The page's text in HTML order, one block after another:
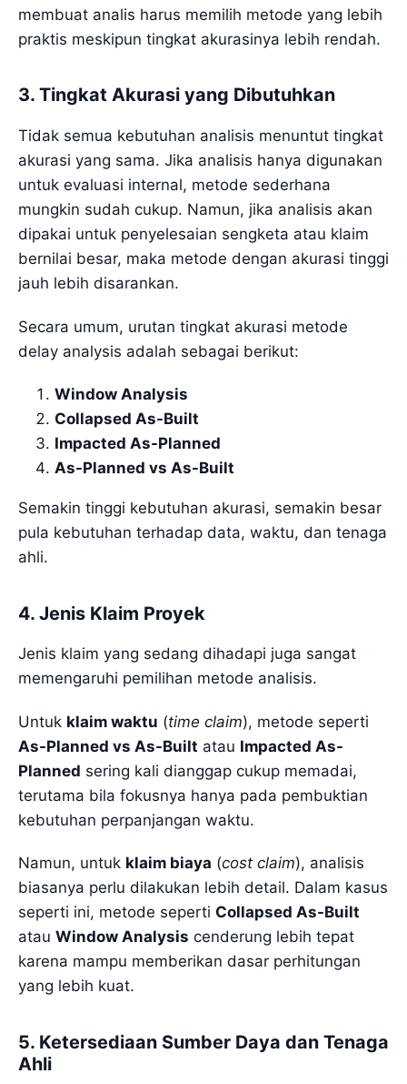
membuat analis harus memilih metode yang lebih
praktis meskipun tingkat akurasinya lebih rendah.
3. Tingkat Akurasi yang Dibutuhkan
Tidak semua kebutuhan analisis menuntut tingkat
akurasi yang sama. Jika analisis hanya digunakan
untuk evaluasi internal, metode sederhana
mungkin sudah cukup. Namun, jika analisis akan
dipakai untuk penyelesaian sengketa atau klaim
bernilai besar, maka metode dengan akurasi tinggi
jauh lebih disarankan.
Secara umum, urutan tingkat akurasi metode
delay analysis adalah sebagai berikut:
Window Analysis
Collapsed As-Built
Impacted As-Planned
As-Planned vs As-Built
Semakin tinggi kebutuhan akurasi, semakin besar
pula kebutuhan terhadap data, waktu, dan tenaga
ahli.
4. Jenis Klaim Proyek
Jenis klaim yang sedang dihadapi juga sangat
memengaruhi pemilihan metode analisis.
Untuk klaim waktu (time claim), metode seperti
As-Planned vs As-Built atau Impacted As-
Planned sering kali dianggap cukup memadai,
terutama bila fokusnya hanya pada pembuktian
kebutuhan perpanjangan waktu.
Namun, untuk klaim biaya (cost claim), analisis
biasanya perlu dilakukan lebih detail. Dalam kasus
seperti ini, metode seperti Collapsed As-Built
atau Window Analysis cenderung lebih tepat
karena mampu memberikan dasar perhitungan
yang lebih kuat.
5. Ketersediaan Sumber Daya dan Tenaga
Ahli